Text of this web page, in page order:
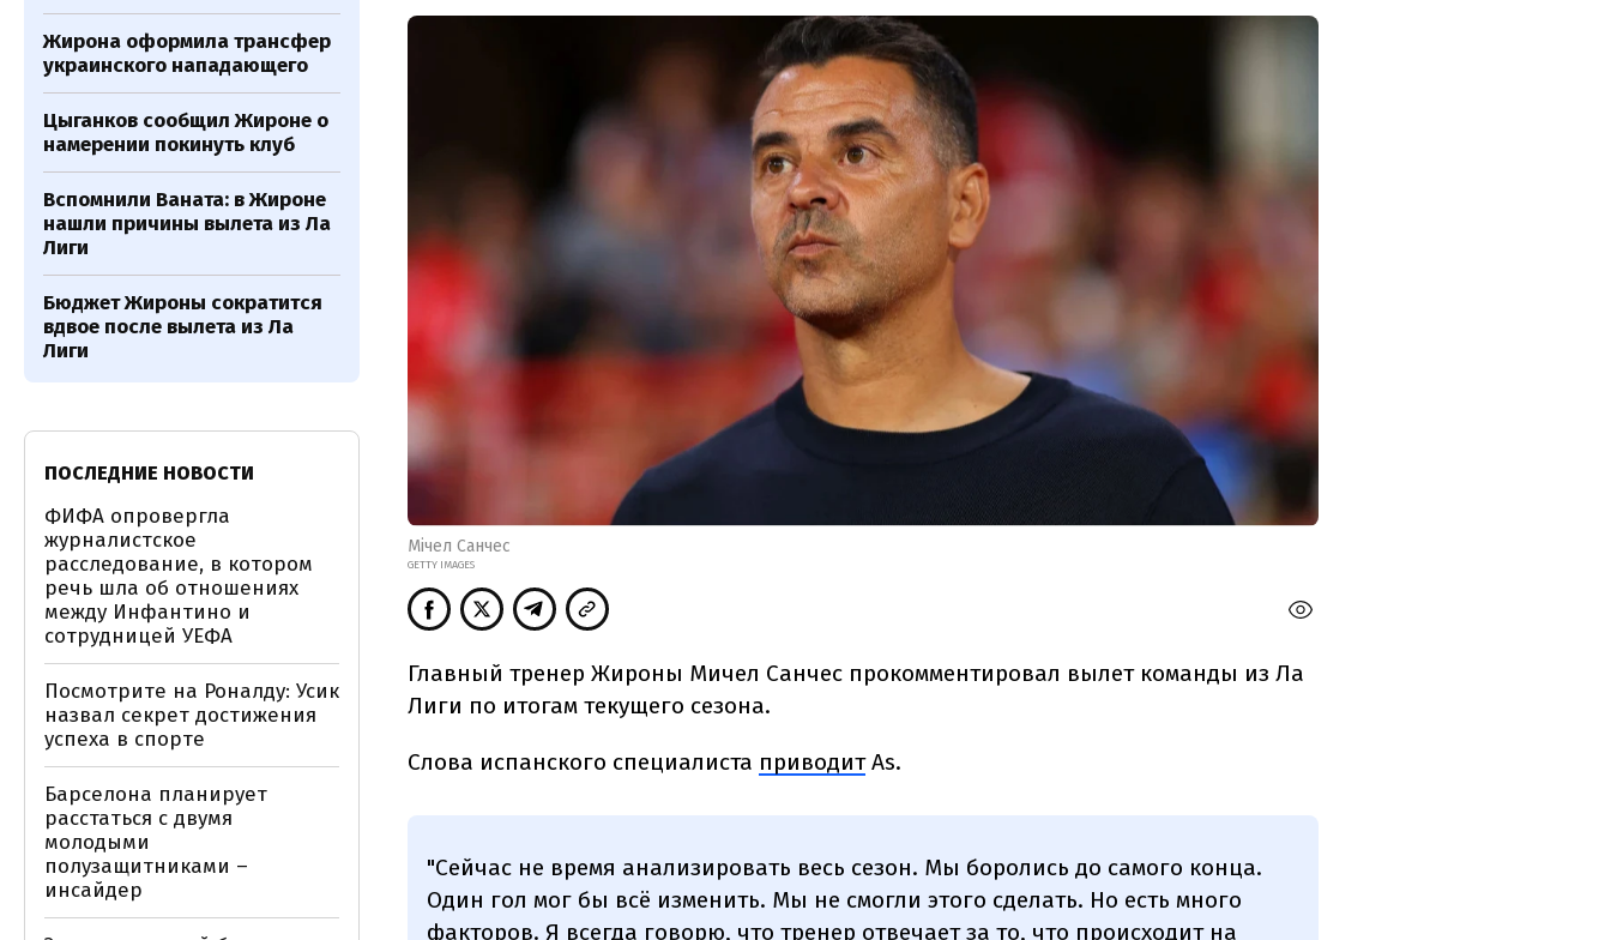
Мічел Санчес
GETTY IMAGES
Главный тренер Жироны Мичел Санчес прокомментировал вылет команды из Ла
Лиги по итогам текущего сезона.
Слова испанского специалиста приводит As.
"Сейчас не время анализировать весь сезон. Мы боролись до самого конца.
Один гол мог бы всё изменить. Мы не смогли этого сделать. Но есть много
факторов. Я всегда говорю, что тренер отвечает за то, что происходит на
Жирона оформила трансфер
украинского нападающего
Цыганков сообщил Жироне о
намерении покинуть клуб
Вспомнили Ваната: в Жироне
нашли причины вылета из Ла
Лиги
Бюджет Жироны сократится
вдвое после вылета из Ла
Лиги
ПОСЛЕДНИЕ НОВОСТИ
ФИФА опровергла
журналистское
расследование, в котором
речь шла об отношениях
между Инфантино и
сотрудницей УЕФА
Посмотрите на Роналду: Усик
назвал секрет достижения
успеха в спорте
Барселона планирует
расстаться с двумя
молодыми
полузащитниками –
инсайдер